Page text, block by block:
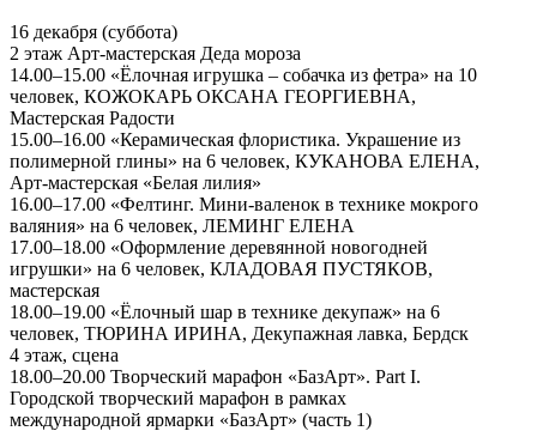
16 декабря (суббота)
2 этаж Арт-мастерская Деда мороза
14.00–15.00 «Ёлочная игрушка – собачка из фетра» на 10
человек, КОЖОКАРЬ ОКСАНА ГЕОРГИЕВНА,
Мастерская Радости
15.00–16.00 «Керамическая флористика. Украшение из
полимерной глины» на 6 человек, КУКАНОВА ЕЛЕНА,
Арт-мастерская «Белая лилия»
16.00–17.00 «Фелтинг. Мини-валенок в технике мокрого
валяния» на 6 человек, ЛЕМИНГ ЕЛЕНА
17.00–18.00 «Оформление деревянной новогодней
игрушки» на 6 человек, КЛАДОВАЯ ПУСТЯКОВ,
мастерская
18.00–19.00 «Ёлочный шар в технике декупаж» на 6
человек, ТЮРИНА ИРИНА, Декупажная лавка, Бердск
4 этаж, сцена
18.00–20.00 Творческий марафон «БазАрт». Part I.
Городской творческий марафон в рамках
международной ярмарки «БазАрт» (часть 1)